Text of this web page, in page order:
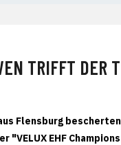
TRIFFT
Flensburg
EHF